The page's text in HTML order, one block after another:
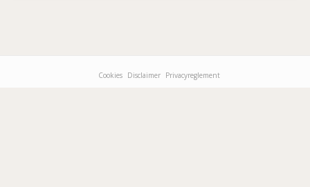
Cookies Disclaimer Privacyreglement